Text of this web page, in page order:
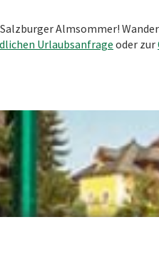
Almsommer!
Urlaubsanfrage oder zur